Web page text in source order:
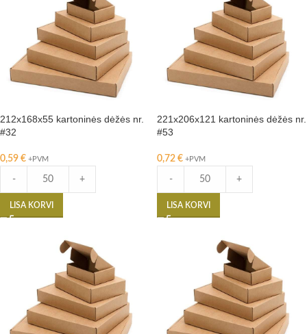
212x168x55 kartoninės dėžės nr.
#32
0,59 € +PVM
- +
LISA KORVI
221x206x121 kartoninės dėžės nr.
#53
0,72 € +PVM
- +
LISA KORVI